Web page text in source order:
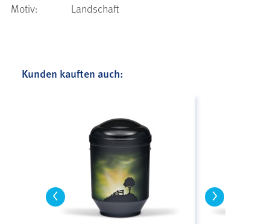
Motiv:
Landschaft
Kunden kauften auch:
< >